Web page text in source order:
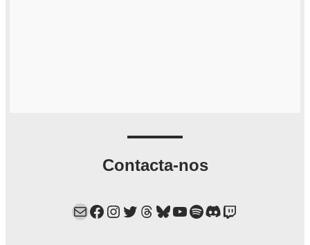
Contacta-nos
Mail Facebook Instagram Twitter Threads Bluesky YouTube Spotify Discord Twitch